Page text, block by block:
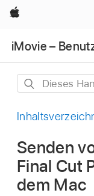
Apple
iMovie –
Dieses
durchsuchen
Senden
Final Cut
dem Mac